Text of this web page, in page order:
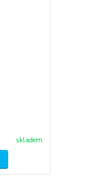
skladem